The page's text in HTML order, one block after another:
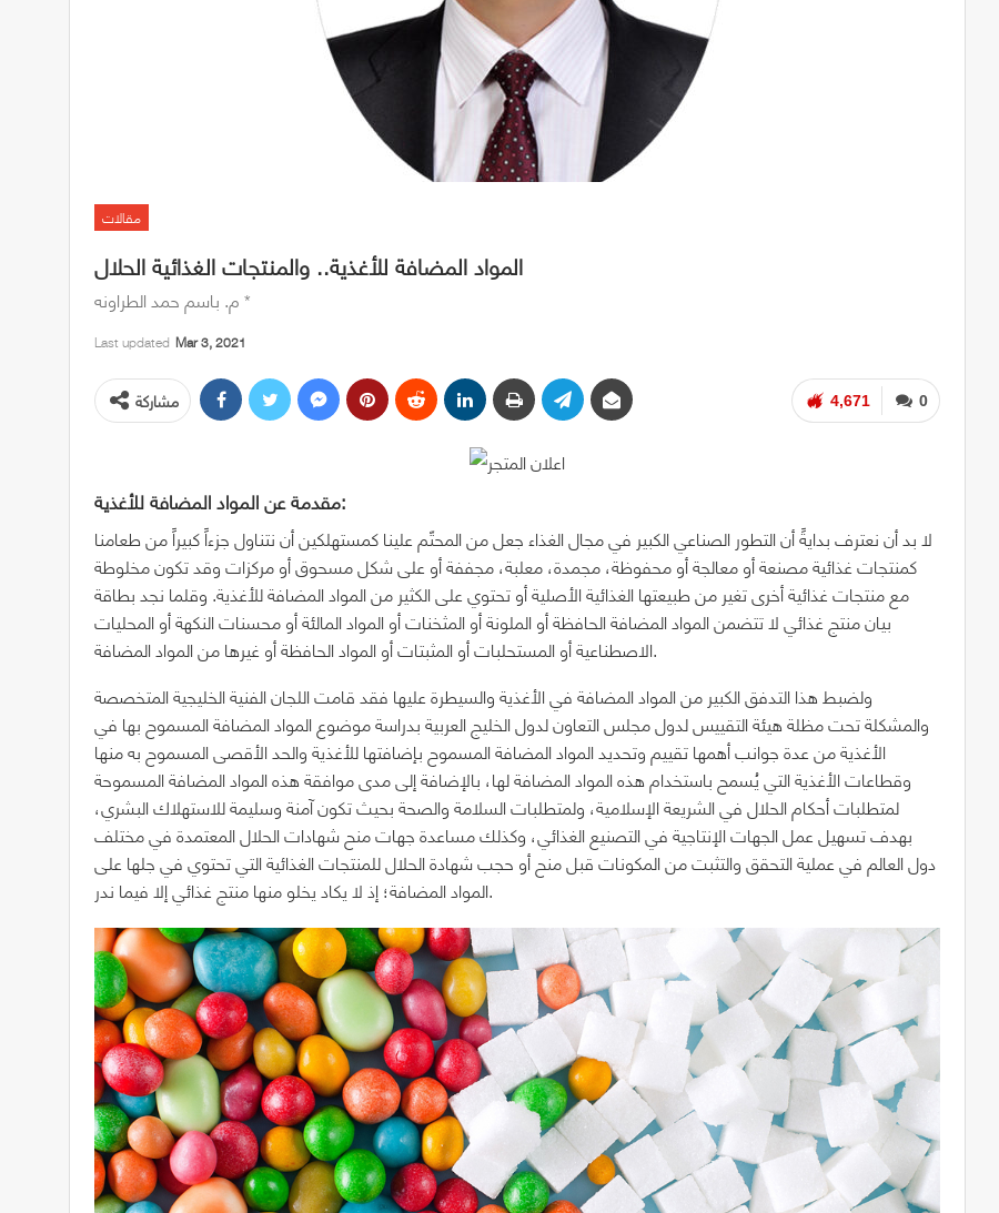
مقالات
المواد المضافة للأغذية.. والمنتجات الغذائية الحلال
م. باسم حمد الطراونه *
Last updated Mar 3, 2021
0
4,671 مشاركة
مقدمة عن المواد المضافة للأغذية:
لا بد أن نعترف بدايةً أن التطور الصناعي الكبير في مجال الغذاء جعل من المحتّم علينا كمستهلكين أن نتناول جزءاً كبيراً من طعامنا
كمنتجات غذائية مصنعة أو معالجة أو محفوظة، مجمدة، معلبة، مجففة أو على شكل مسحوق أو مركزات وقد تكون مخلوطة
مع منتجات غذائية أخرى تغير من طبيعتها الغذائية الأصلية أو تحتوي على الكثير من المواد المضافة للأغذية. وقلما نجد بطاقة
بيان منتج غذائي لا تتضمن المواد المضافة الحافظة أو الملونة أو المثخنات أو المواد المالئة أو محسنات النكهة أو المحليات
الاصطناعية أو المستحلبات أو المثبتات أو المواد الحافظة أو غيرها من المواد المضافة.
ولضبط هذا التدفق الكبير من المواد المضافة في الأغذية والسيطرة عليها فقد قامت اللجان الفنية الخليجية المتخصصة
والمشكلة تحت مظلة هيئة التقييس لدول مجلس التعاون لدول الخليج العربية بدراسة موضوع المواد المضافة المسموح بها في
الأغذية من عدة جوانب أهمها تقييم وتحديد المواد المضافة المسموح بإضافتها للأغذية والحد الأقصى المسموح به منها
وقطاعات الأغذية التي يُسمح باستخدام هذه المواد المضافة لها، بالإضافة إلى مدى موافقة هذه المواد المضافة المسموحة
لمتطلبات أحكام الحلال في الشريعة الإسلامية، ولمتطلبات السلامة والصحة بحيث تكون آمنة وسليمة للاستهلاك البشري،
بهدف تسهيل عمل الجهات الإنتاجية في التصنيع الغذائي، وكذلك مساعدة جهات منح شهادات الحلال المعتمدة في مختلف
دول العالم في عملية التحقق والتثبت من المكونات قبل منح أو حجب شهادة الحلال للمنتجات الغذائية التي تحتوي في جلها على
المواد المضافة؛ إذ لا يكاد يخلو منها منتج غذائي إلا فيما ندر.